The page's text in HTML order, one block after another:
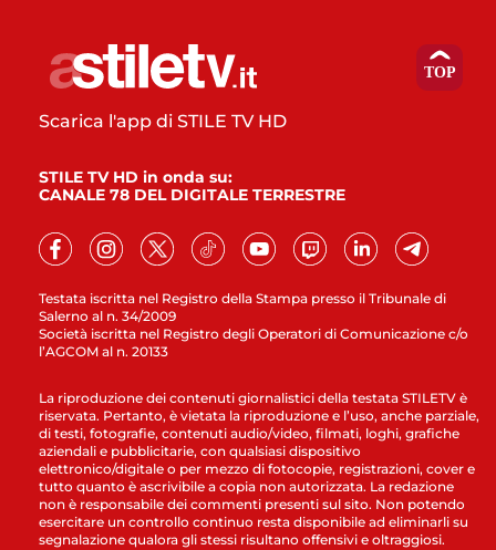
Testata iscritta nel Registro della Stampa presso il Tribunale di
Salerno al n. 34/2009
Società iscritta nel Registro degli Operatori di Comunicazione c/o
l’AGCOM al n. 20133
Scarica l'app di STILE TV HD
STILE TV HD in onda su:
CANALE 78 DEL DIGITALE TERRESTRE
La riproduzione dei contenuti giornalistici della testata STILETV è
riservata. Pertanto, è vietata la riproduzione e l’uso, anche parziale,
di testi, fotografie, contenuti audio/video, filmati, loghi, grafiche
aziendali e pubblicitarie, con qualsiasi dispositivo
elettronico/digitale o per mezzo di fotocopie, registrazioni, cover e
tutto quanto è ascrivibile a copia non autorizzata. La redazione
non è responsabile dei commenti presenti sul sito. Non potendo
esercitare un controllo continuo resta disponibile ad eliminarli su
segnalazione qualora gli stessi risultano offensivi e oltraggiosi.